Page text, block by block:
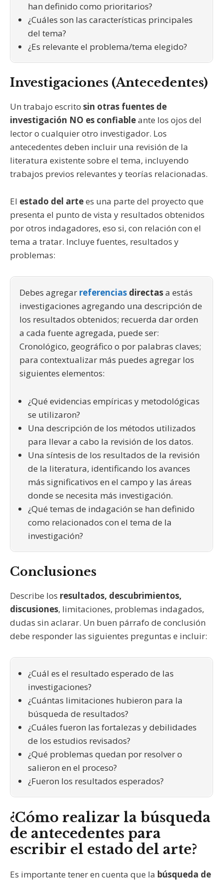
han definido como prioritarios?
¿Cuáles son las características principales
del tema?
¿Es relevante el problema/tema elegido?
Investigaciones (Antecedentes)
Un trabajo escrito sin otras fuentes de
investigación NO es confiableante los ojos del
lector o cualquier otro investigador. Los
antecedentes deben incluir una revisión de la
literatura existente sobre el tema, incluyendo
trabajos previos relevantes y teorías relacionadas.
El estado del artees una parte del proyecto que
presenta el punto de vista y resultados obtenidos
por otros indagadores, eso si, con relación con el
tema a tratar. Incluye fuentes, resultados y
problemas:
Debes agregar referencias directasa estás
investigaciones agregando una descripción de
los resultados obtenidos; recuerda dar orden
a cada fuente agregada, puede ser:
Cronológico, geográfico o por palabras claves;
para contextualizar más puedes agregar los
siguientes elementos:
¿Qué evidencias empíricas y metodológicas
se utilizaron?
Una descripción de los métodos utilizados
para llevar a cabo la revisión de los datos.
Una síntesis de los resultados de la revisión
de la literatura, identificando los avances
más significativos en el campo y las áreas
donde se necesita más investigación.
¿Qué temas de indagación se han definido
como relacionados con el tema de la
investigación?
Conclusiones
Describe los resultados, descubrimientos,
discusiones, limitaciones, problemas indagados,
dudas sin aclarar. Un buen párrafo de conclusión
debe responder las siguientes preguntas e incluir:
¿Cuál es el resultado esperado de las
investigaciones?
¿Cuántas limitaciones hubieron para la
búsqueda de resultados?
¿Cuáles fueron las fortalezas y debilidades
de los estudios revisados?
¿Qué problemas quedan por resolver o
salieron en el proceso?
¿Fueron los resultados esperados?
¿Cómo realizar la búsqueda
de antecedentes para
escribir el estado del arte?
Es importante tener en cuenta que la búsqueda de